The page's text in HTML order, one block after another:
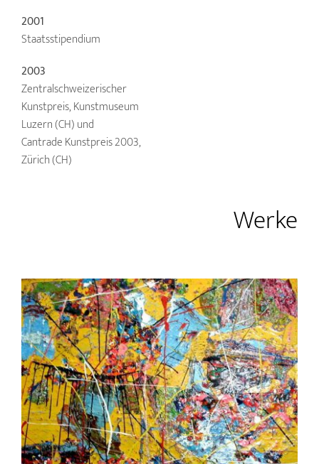
2001
Staatsstipendium
2003
Zentralschweizerischer
Kunstpreis, Kunstmuseum
Luzern (CH) und
Cantrade Kunstpreis 2003,
Zürich (CH)
Werke